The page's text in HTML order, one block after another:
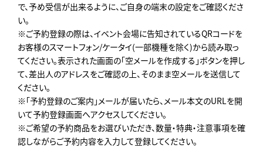
で、予め受信が出来るように、ご自身の端末の設定をご確認くださ
い。
※ご予約登録の際は、イベント会場に告知されているQRコードを
お客様のスマートフォン/ケータイ(一部機種を除く)から読み取っ
てください。表示された画面の「空メールを作成する」ボタンを押し
て、差出人のアドレスをご確認の上、そのまま空メールを送信して
ください。
※「予約登録のご案内」メールが届いたら、メール本文のURLを開
いて予約登録画面へアクセスしてください。
※ご希望の予約商品をお選びいただき、数量・特典・注意事項を確
認しながらご予約内容を入力して登録してください。